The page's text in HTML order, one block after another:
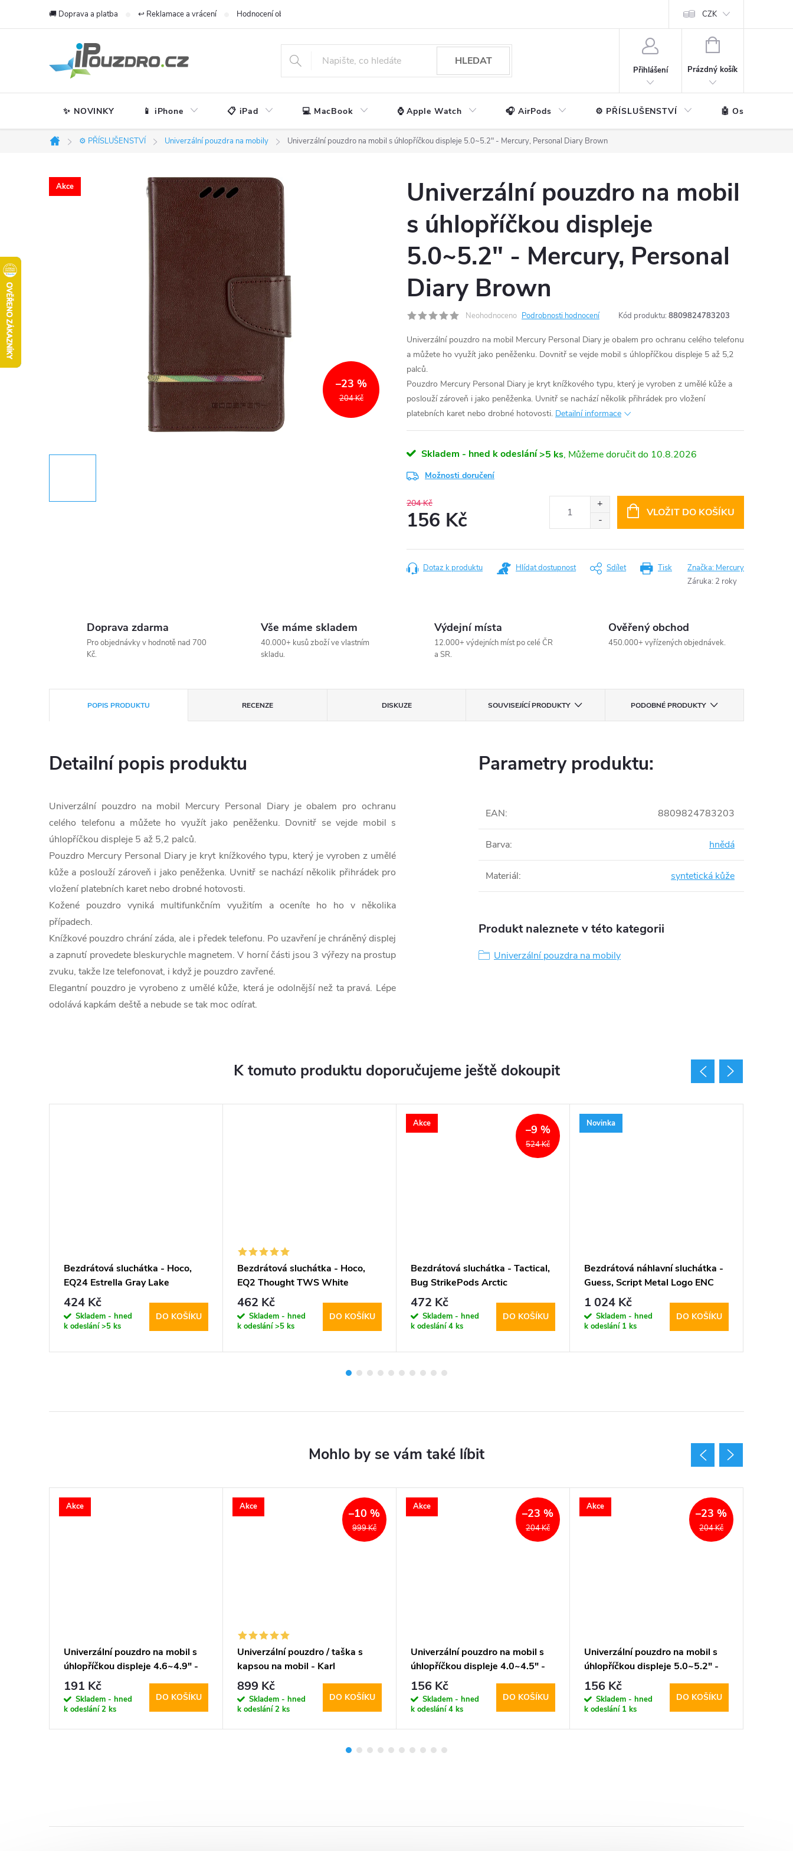
🚚 Doprava a platba ↩️ Reklamace a vrácení Hodnocení obchodu CZK
HLEDAT
Přihlášení
NÁKUPNÍ
Prázdný košík
✨ NOVINKY 📱 iPhone 📋 iPad 💻 MacBook ⌚ Apple Watch 🎧 AirPods ⚙️ PŘÍSLUŠENSTVÍ 🤖 Ostatní
Domů
⚙️ PŘÍSLUŠENSTVÍ Univerzální pouzdra na mobily Univerzální pouzdro na mobil s úhlopříčkou displeje 5.0~5.2" - Mercury, Personal Diary Brown
Akce
204 Kč
–23 %
Univerzální pouzdro na mobil
s úhlopříčkou displeje
5.0~5.2" - Mercury, Personal
Diary Brown
Neohodnoceno Podrobnosti hodnocení Kód produktu: 8809824783203
Univerzální pouzdro na mobil Mercury Personal Diary je obalem pro ochranu celého telefonu
a můžete ho využít jako peněženku. Dovnitř se vejde mobil s úhlopříčkou displeje 5 až 5,2
palců.
Pouzdro Mercury Personal Diary je kryt knížkového typu, který je vyroben z umělé kůže a
poslouží zároveň i jako peněženka. Uvnitř se nachází několik přihrádek pro vložení
platebních karet nebo drobné hotovosti. Detailní informace
Skladem - hned k odeslání>5 ks 10.8.2026
Možnosti doručení
204 Kč
156 Kč
cena:
VLOŽIT DO KOŠÍKU
Tisk
Dotaz k produktu Hlídat dostupnost Sdílet Značka: Mercury
Záruka: 2 roky
Doprava zdarma
Pro objednávky v hodnotě nad 700
Kč.
Vše máme skladem
40.000+ kusů zboží ve vlastním
skladu.
Výdejní místa
12.000+ výdejních míst po celé ČR
a SR.
Ověřený obchod
450.000+ vyřízených objednávek.
POPIS PRODUKTU RECENZE DISKUZE SOUVISEJÍCÍ PRODUKTY PODOBNÉ PRODUKTY
Detailní popis produktu
Univerzální pouzdro na mobil Mercury Personal Diary je obalem pro ochranu
celého telefonu a můžete ho využít jako peněženku. Dovnitř se vejde mobil s
úhlopříčkou displeje 5 až 5,2 palců.
Pouzdro Mercury Personal Diary je kryt knížkového typu, který je vyroben z umělé
kůže a poslouží zároveň i jako peněženka. Uvnitř se nachází několik přihrádek pro
vložení platebních karet nebo drobné hotovosti.
Kožené pouzdro vyniká multifunkčním využitím a oceníte ho ho v několika
případech.
Knížkové pouzdro chrání záda, ale i předek telefonu. Po uzavření je chráněný displej
a zapnutí provedete bleskurychle magnetem. V horní části jsou 3 výřezy na prostup
zvuku, takže lze telefonovat, i když je pouzdro zavřené.
Elegantní pouzdro je vyrobeno z umělé kůže, která je odolnější než ta pravá. Lépe
odolává kapkám deště a nebude se tak moc odírat.
Parametry produktu:
EAN: 8809824783203
Barva: hnědá
Materiál: syntetická kůže
Produkt naleznete v této kategorii
Univerzální pouzdra na mobily
K tomuto produktu doporučujeme ještě dokoupit
Bezdrátová sluchátka - Hoco,
EQ24 Estrella Gray Lake
424 Kč
Skladem - hned
k odeslání>5 ks
DO KOŠÍKU
Bezdrátová sluchátka - Hoco,
EQ2 Thought TWS White
462 Kč
Skladem - hned
k odeslání>5 ks
DO KOŠÍKU
Akce
524 Kč
–9 %
Bezdrátová sluchátka - Tactical,
Bug StrikePods Arctic
472 Kč
Skladem - hned
k odeslání4 ks
DO KOŠÍKU
Novinka
Bezdrátová náhlavní sluchátka -
Guess, Script Metal Logo ENC
White
1 024 Kč
Skladem - hned
k odeslání 1 ks
DO KOŠÍKU
Akce
Univerzální pouzdro na mobil s
úhlopříčkou displeje 4.6~4.9" -
Mercury, Personal Diary Navy
191 Kč
Skladem - hned
k odeslání2 ks
DO KOŠÍKU
Akce
999 Kč
–10 %
Univerzální pouzdro / taška s
kapsou na mobil - Karl
Lagerfeld, Metal Logo NFT
Wallet Black
899 Kč
Skladem - hned
k odeslání2 ks
DO KOŠÍKU
Akce
204 Kč
–23 %
Univerzální pouzdro na mobil s
úhlopříčkou displeje 4.0~4.5" -
Mercury, Personal Diary Brown
156 Kč
Skladem - hned
k odeslání4 ks
DO KOŠÍKU
Akce
204 Kč
–23 %
Univerzální pouzdro na mobil s
úhlopříčkou displeje 5.0~5.2" -
Mercury, Personal Diary Black
156 Kč
Skladem - hned
k odeslání 1 ks
DO KOŠÍKU